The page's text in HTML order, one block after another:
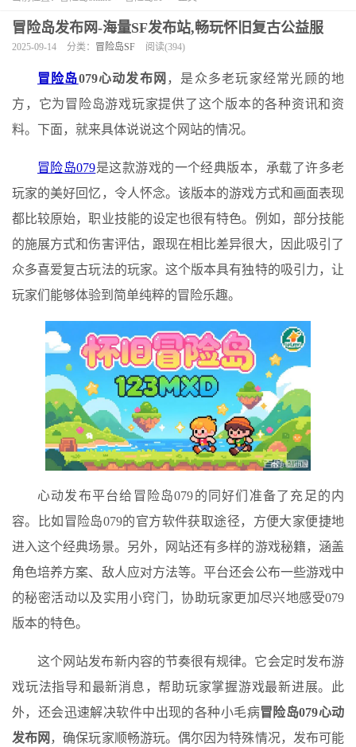
冒险岛发布网-海量SF发布站,畅玩怀旧复古公益服
2025-09-14 分类： 冒险岛SF 阅读(394)
冒险岛079心动发布网 ，是众多老玩家经常光顾的地
方，它为冒险岛游戏玩家提供了这个版本的各种资讯和资
料。下面，就来具体说说这个网站的情况。
冒险岛079是这款游戏的一个经典版本，承载了许多老
玩家的美好回忆，令人怀念。该版本的游戏方式和画面表现
都比较原始，职业技能的设定也很有特色。例如，部分技能
的施展方式和伤害评估，跟现在相比差异很大，因此吸引了
众多喜爱复古玩法的玩家。这个版本具有独特的吸引力，让
玩家们能够体验到简单纯粹的冒险乐趣。
心动发布平台给冒险岛079的同好们准备了充足的内
容。比如冒险岛079的官方软件获取途径，方便大家便捷地
进入这个经典场景。另外，网站还有多样的游戏秘籍，涵盖
角色培养方案、敌人应对方法等。平台还会公布一些游戏中
的秘密活动以及实用小窍门，协助玩家更加尽兴地感受079
版本的特色。
这个网站发布新内容的节奏很有规律。它会定时发布游
戏玩法指导和最新消息，帮助玩家掌握游戏最新进展。此
外，还会迅速解决软件中出现的各种小毛病冒险岛079心动
发布网 ，确保玩家顺畅游玩。偶尔因为特殊情况，发布可能